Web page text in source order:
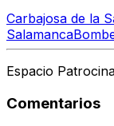
Carbajosa de la
Salamanca
Espacio
Comentarios